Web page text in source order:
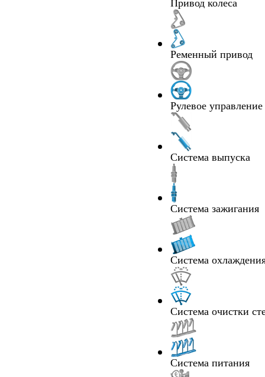
Привод колеса
Ременный привод
Рулевое управление
Система выпуска
Система зажигания
Система
Система очистки
Система питания